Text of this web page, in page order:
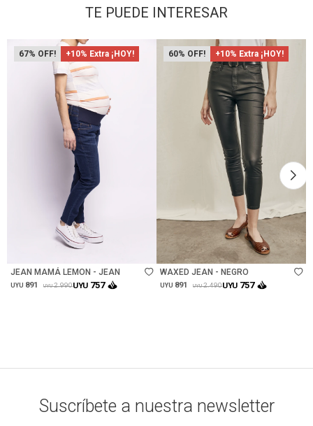
TE PUEDE INTERESAR
67 +10% Extra ¡HOY!
JEAN MAMÁ LEMON - JEAN
UYU 891 UYU 2.990UYU 757
60 +10% Extra ¡HOY!
Talle
WAXED JEAN - NEGRO
UYU 891 UYU 2.490UYU 757
Suscríbete a nuestra newsletter